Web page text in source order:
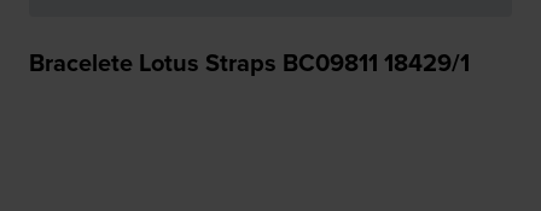
Bracelete Lotus Straps BC09811 18429/1